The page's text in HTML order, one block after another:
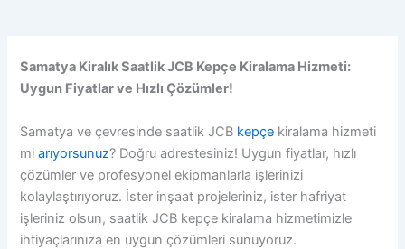
Samatya Kiralık Saatlik JCB Kepçe Kiralama Hizmeti:
Uygun Fiyatlar ve Hızlı Çözümler!
Samatya ve çevresinde saatlik JCB kepçe kiralama hizmeti
miarıyorsunuz? Doğru adrestesiniz! Uygun fiyatlar, hızlı
çözümler ve profesyonel ekipmanlarla işlerinizi
kolaylaştırıyoruz. İster inşaat projeleriniz, ister hafriyat
işleriniz olsun, saatlik JCB kepçe kiralama hizmetimizle
ihtiyaçlarınıza en uygun çözümleri sunuyoruz.